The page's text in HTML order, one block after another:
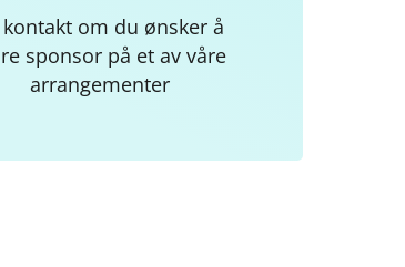
kontakt om du ønsker å
sponsor på et av våre
arrangementer